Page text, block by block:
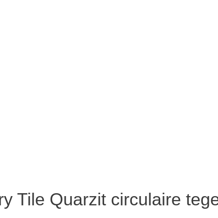
Tile Quarzit circulaire